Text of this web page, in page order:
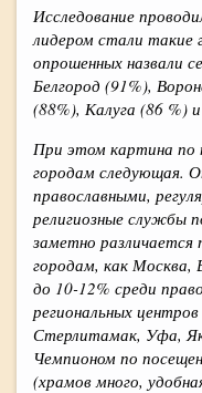
Исследование
лидером стали такие
опрошенных назвали
Белгород (91%),
(88%), Калуга (86 %)
При этом картина по
городам следующая.
православными,
религиозные службы
заметно
городам, как Москва,
до 10-12% среди
региональных
Стерлитамак, Уфа,
Чемпионом по
(храмов много,